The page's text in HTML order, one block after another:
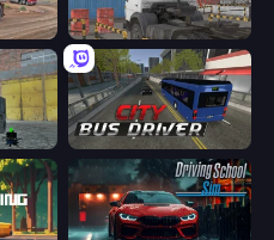
Cargo Truck Driver Simulator Truck Space
City Bus Driver